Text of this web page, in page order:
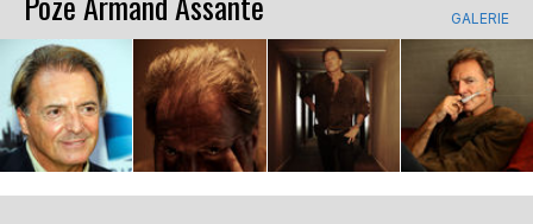
GALERIE